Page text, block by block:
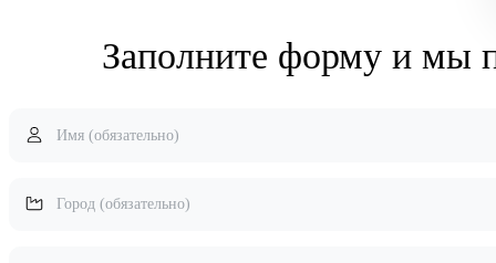
Заполните форму и мы